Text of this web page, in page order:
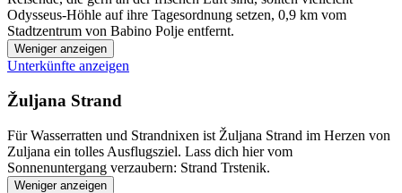
Odysseus-Höhle auf ihre Tagesordnung setzen, 0,9 km vom
Stadtzentrum von Babino Polje entfernt.
Weniger anzeigen
Unterkünfte anzeigen
Žuljana Strand
Für Wasserratten und Strandnixen ist Žuljana Strand im Herzen von
Zuljana ein tolles Ausflugsziel. Lass dich hier vom
Sonnenuntergang verzaubern: Strand Trstenik.
Weniger anzeigen